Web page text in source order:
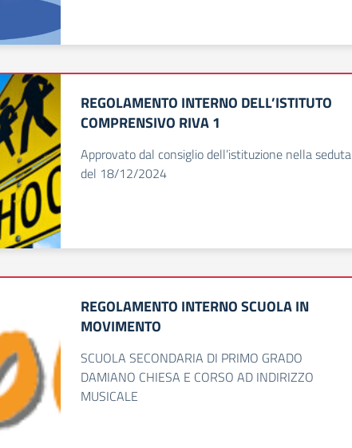
REGOLAMENTO INTERNO DELL’ISTITUTO
COMPRENSIVO RIVA 1
Approvato dal consiglio dell’istituzione nella seduta
del 18/12/2024
REGOLAMENTO INTERNO SCUOLA IN
MOVIMENTO
SCUOLA SECONDARIA DI PRIMO GRADO
DAMIANO CHIESA E CORSO AD INDIRIZZO
MUSICALE